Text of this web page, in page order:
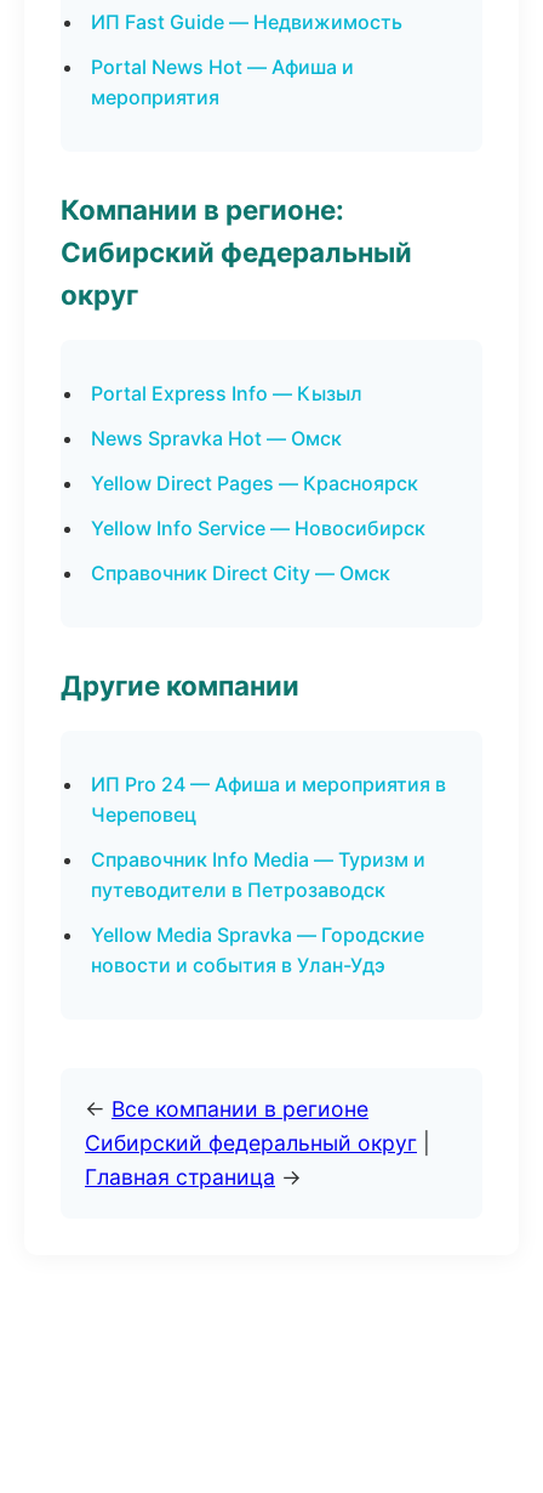
ИП Fast Guide — Недвижимость
Portal News Hot — Афиша и
мероприятия
Компании в регионе:
Сибирский федеральный
округ
Portal Express Info — Кызыл
News Spravka Hot — Омск
Yellow Direct Pages — Красноярск
Yellow Info Service — Новосибирск
Справочник Direct City — Омск
Другие компании
ИП Pro 24 — Афиша и мероприятия в
Череповец
Справочник Info Media — Туризм и
путеводители в Петрозаводск
Yellow Media Spravka — Городские
новости и события в Улан-Удэ
← Все компании в регионе
Сибирский федеральный округ
Главная страница →